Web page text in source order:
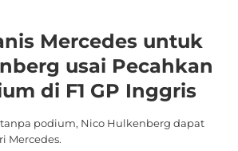
Mercedes untuk
usai Pecahkan
di F1 GP Inggris
podium, Nico Hulkenberg dapat
Mercedes.